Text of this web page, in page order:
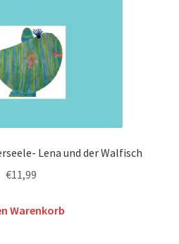
Lena und der Walfisch
€11,99
Warenkorb